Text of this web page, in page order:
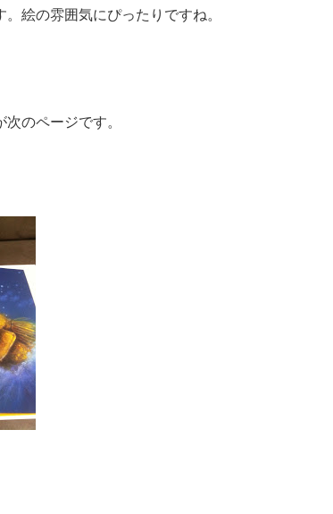
絵の雰囲気にぴったりですね。
のページです。